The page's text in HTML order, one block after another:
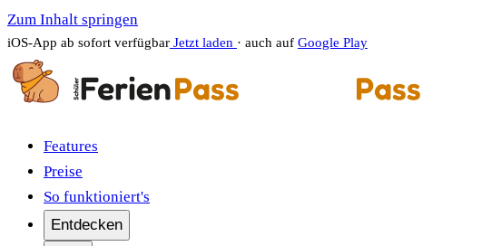
Zum Inhalt springen
iOS-App ab sofort verfügbar Jetzt laden · auch auf Google Play
Features
Preise
So funktioniert's
Entdecken